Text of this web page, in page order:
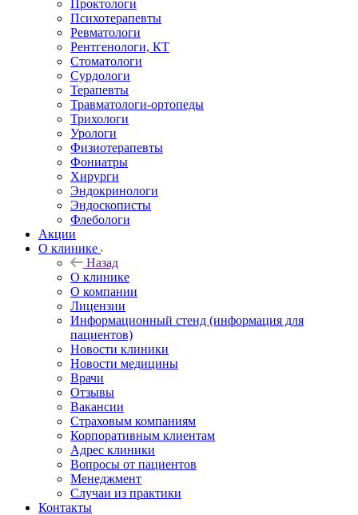
Проктологи
Психотерапевты
Ревматологи
Рентгенологи, КТ
Стоматологи
Сурдологи
Терапевты
Травматологи-ортопеды
Трихологи
Урологи
Физиотерапевты
Фониатры
Хирурги
Эндокринологи
Эндоскописты
Флебологи
Акции
О клинике
Назад
О клинике
О компании
Лицензии
Информационный стенд (информация для
пациентов)
Новости клиники
Новости медицины
Врачи
Отзывы
Вакансии
Страховым компаниям
Корпоративным клиентам
Адрес клиники
Вопросы от пациентов
Менеджмент
Случаи из практики
Контакты